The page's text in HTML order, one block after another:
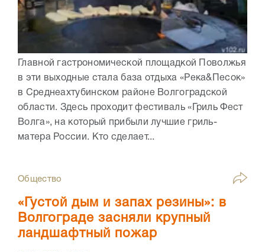
Главной гастрономической площадкой Поволжья
в эти выходные стала база отдыха «Река&Песок»
в Среднеахтубинском районе Волгоградской
области. Здесь проходит фестиваль «Гриль Фест
Волга», на который прибыли лучшие гриль-
матера России. Кто сделает...
Общество
«Густой дым и запах резины»: в
Волгограде засняли крупный
ландшафтный пожар